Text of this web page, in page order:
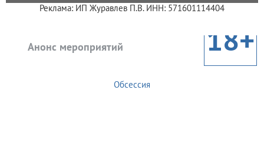
Реклама: ИП Журавлев П.В. ИНН: 571601114404
Анонс мероприятий 18+
Обсессия